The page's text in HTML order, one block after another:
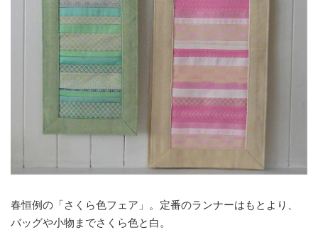
春恒例の「さくら色フェア」。定番のランナーはもとより、
バッグや小物までさくら色と白。